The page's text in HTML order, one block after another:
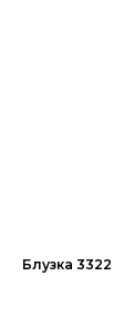
Блузка 3322